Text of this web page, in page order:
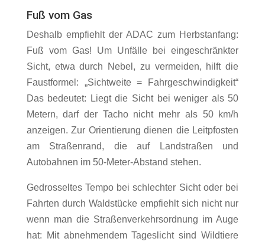
Fuß vom Gas
Deshalb empfiehlt der ADAC zum Herbstanfang:
Fuß vom Gas! Um Unfälle bei eingeschränkter
Sicht, etwa durch Nebel, zu vermeiden, hilft die
Faustformel: „Sichtweite = Fahrgeschwindigkeit“
Das bedeutet: Liegt die Sicht bei weniger als 50
Metern, darf der Tacho nicht mehr als 50 km/h
anzeigen. Zur Orientierung dienen die Leitpfosten
am Straßenrand, die auf Landstraßen und
Autobahnen im 50-Meter-Abstand stehen.
Gedrosseltes Tempo bei schlechter Sicht oder bei
Fahrten durch Waldstücke empfiehlt sich nicht nur
wenn man die Straßenverkehrsordnung im Auge
hat: Mit abnehmendem Tageslicht sind Wildtiere